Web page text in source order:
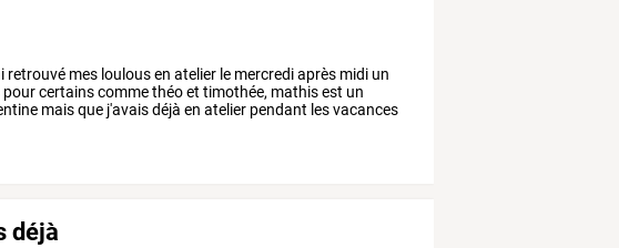
retrouvé mes loulousen atelier le mercrediaprès midi un
pourcertainscommethéoet timothée, mathisest un
maisque j'avaisdéjà en atelier pendant lesvacances
déjà